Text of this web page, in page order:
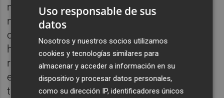
más y sobre todo que se viva mejor en el. Y
no deben ser un oasis en un desierto de
compromisos políticos. Si en ese momento
hubo que sentarse a acordar para remontar
rápidamente el desempleo de la covid y que
empezáramos a romper la maldición de la
temporalidad del empleo español que nos
Uso responsable de sus
datos
Nosotros y nuestros socios utilizamos
cookies y tecnologías similares para
almacenar y acceder a información en su
dispositivo y procesar datos personales,
como su dirección IP, identificadores únicos